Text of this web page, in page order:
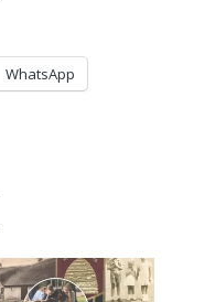
WhatsApp